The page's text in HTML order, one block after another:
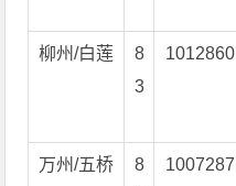
柳州/白莲
8
3
1012860
万州/五桥
8
1007287